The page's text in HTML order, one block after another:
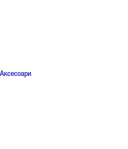
Аксесоари